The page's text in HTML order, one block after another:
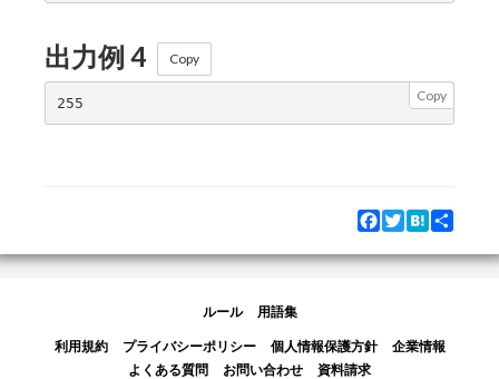
出力例 4 Copy
Copy
Facebook
Twitter
Hatena
ルール 用語集
利用規約 プライバシーポリシー 個人情報保護方針
企業情報
よくある質問
お問い合わせ 資料請求